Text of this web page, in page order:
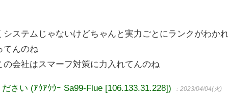
システムじゃないけどちゃんと実力ごとにランクがわか
てんのね
の会社はスマーフ対策に力入れてんのね
さい (ｱｳｱｳｳｰ Sa99-Flue [106.133.31.228]) ：2023/04/04(火)